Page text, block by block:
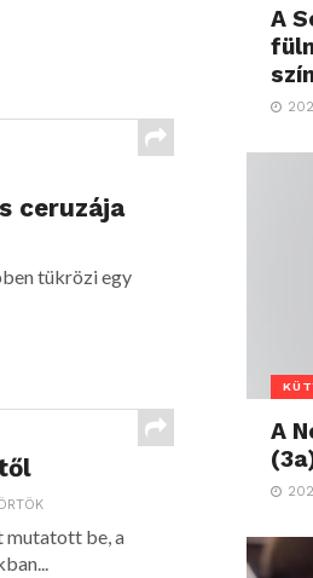
ceruzája
tükrözi egy
mutatott be, a
A
A